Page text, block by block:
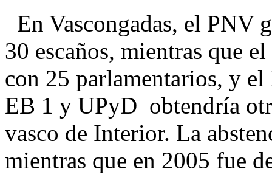
En Vascongadas, el PNV
30 escaños, mientras que
con 25 parlamentarios, y
EB 1 y UPyD obtendría
vasco de Interior. La
mientras que en 2005 fue